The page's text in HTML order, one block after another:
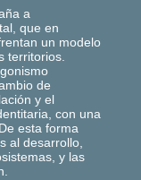
a
que en
un modelo
territorios.
de
y el
con una
esta forma
al desarrollo,
y las